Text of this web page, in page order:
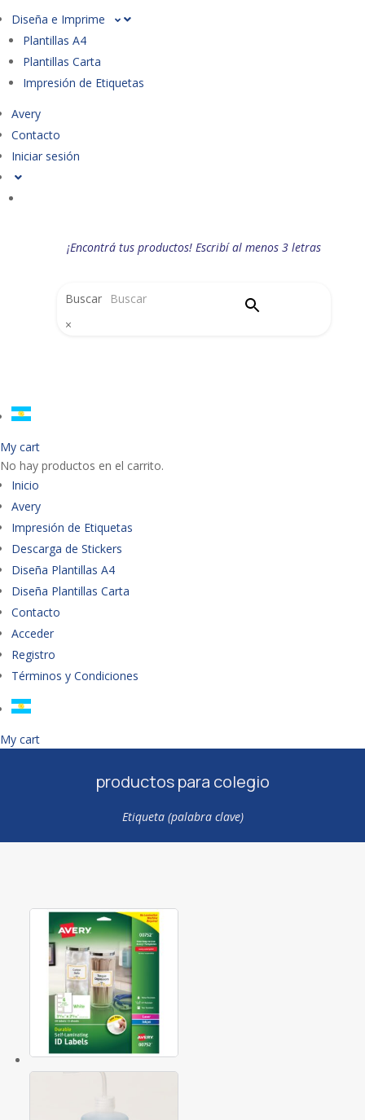
Diseña e Imprime
Plantillas A4
Plantillas Carta
Impresión de Etiquetas
Avery
Contacto
Iniciar sesión
¡Encontrá tus productos! Escribí al menos 3 letras
Buscar
×
My cart
No hay productos en el carrito.
Inicio
Avery
Impresión de Etiquetas
Descarga de Stickers
Diseña Plantillas A4
Diseña Plantillas Carta
Contacto
Acceder
Registro
Términos y Condiciones
My cart
productos para colegio
Etiqueta (palabra clave)